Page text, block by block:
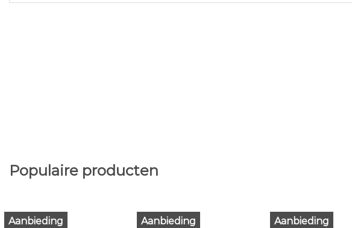
Populaire producten
Aanbieding Aanbieding Aanbieding